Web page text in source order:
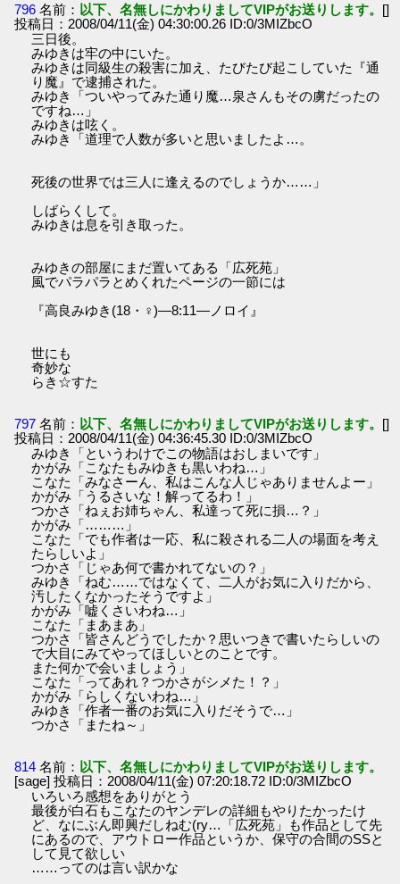
796 名前： 以下、名無しにかわりましてVIPがお送りします。 []
投稿日：2008/04/11(金) 04:30:00.26 ID:0/3MIZbcO
三日後。
みゆきは牢の中にいた。
みゆきは同級生の殺害に加え、たびたび起こしていた『通
り魔』で逮捕された。
みゆき「ついやってみた通り魔…泉さんもその虜だったの
ですね…」
みゆきは呟く。
みゆき「道理で人数が多いと思いましたよ…。
死後の世界では三人に逢えるのでしょうか……」
しばらくして。
みゆきは息を引き取った。
みゆきの部屋にまだ置いてある「広死苑」
風でパラパラとめくれたページの一節には
『高良みゆき(18・♀)―8:11―ノロイ』
世にも
奇妙な
らき☆すた
797 名前： 以下、名無しにかわりましてVIPがお送りします。 []
投稿日：2008/04/11(金) 04:36:45.30 ID:0/3MIZbcO
みゆき「というわけでこの物語はおしまいです」
かがみ「こなたもみゆきも黒いわね…」
こなた「みなさーん、私はこんな人じゃありませんよー」
かがみ「うるさいな！解ってるわ！」
つかさ「ねぇお姉ちゃん、私達って死に損…？」
かがみ「………」
こなた「でも作者は一応、私に殺される二人の場面を考え
たらしいよ」
つかさ「じゃあ何で書かれてないの？」
みゆき「ねむ……ではなくて、二人がお気に入りだから、
汚したくなかったそうですよ」
かがみ「嘘くさいわね…」
こなた「まあまあ」
つかさ「皆さんどうでしたか？思いつきで書いたらしいの
で大目にみてやってほしいとのことです。
また何かで会いましょう」
こなた「ってあれ？つかさがシメた！？」
かがみ「らしくないわね…」
みゆき「作者一番のお気に入りだそうで…」
つかさ「またね～」
814 名前： 以下、名無しにかわりましてVIPがお送りします。
[sage] 投稿日：2008/04/11(金) 07:20:18.72 ID:0/3MIZbcO
いろいろ感想をありがとう
最後が白石もこなたのヤンデレの詳細もやりたかったけ
ど、なにぶん即興だしねむ(ry…「広死苑」も作品として先
にあるので、アウトロー作品というか、保守の合間のSSと
して見て欲しい
……ってのは言い訳かな